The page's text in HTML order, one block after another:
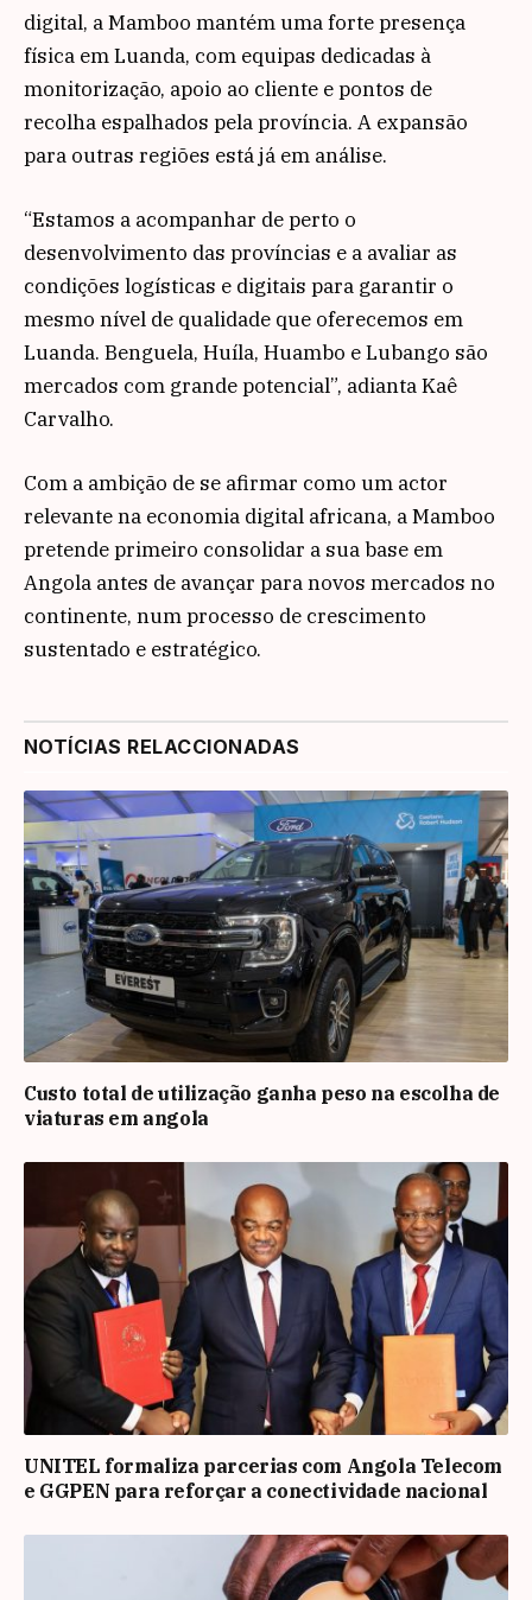
digital, a Mamboo mantém uma forte presença
física em Luanda, com equipas dedicadas à
monitorização, apoio ao cliente e pontos de
recolha espalhados pela província. A expansão
para outras regiões está já em análise.
“Estamos a acompanhar de perto o
desenvolvimento das províncias e a avaliar as
condições logísticas e digitais para garantir o
mesmo nível de qualidade que oferecemos em
Luanda. Benguela, Huíla, Huambo e Lubango são
mercados com grande potencial”, adianta Kaê
Carvalho.
Com a ambição de se afirmar como um actor
relevante na economia digital africana, a Mamboo
pretende primeiro consolidar a sua base em
Angola antes de avançar para novos mercados no
continente, num processo de crescimento
sustentado e estratégico.
NOTÍCIAS RELACCIONADAS
Custo total de utilização ganha peso na escolha de
viaturas em angola
UNITEL formaliza parcerias com Angola Telecom
e GGPEN para reforçar a conectividade nacional